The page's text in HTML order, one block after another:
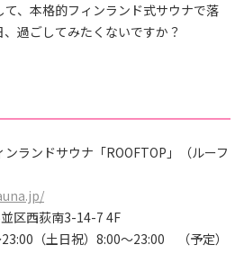
、本格的フィンランド式サウナで落
過ごしてみたくないですか？
ランドサウナ「ROOFTOP」
（ルーフ
区西荻南3-14-7 4F
（土日祝）8:00～23:00 （予定）
）